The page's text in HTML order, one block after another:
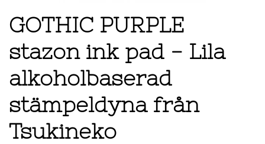
GOTHIC PURPLE
stazon ink pad - Lila
alkoholbaserad
stämpeldyna från
Tsukineko